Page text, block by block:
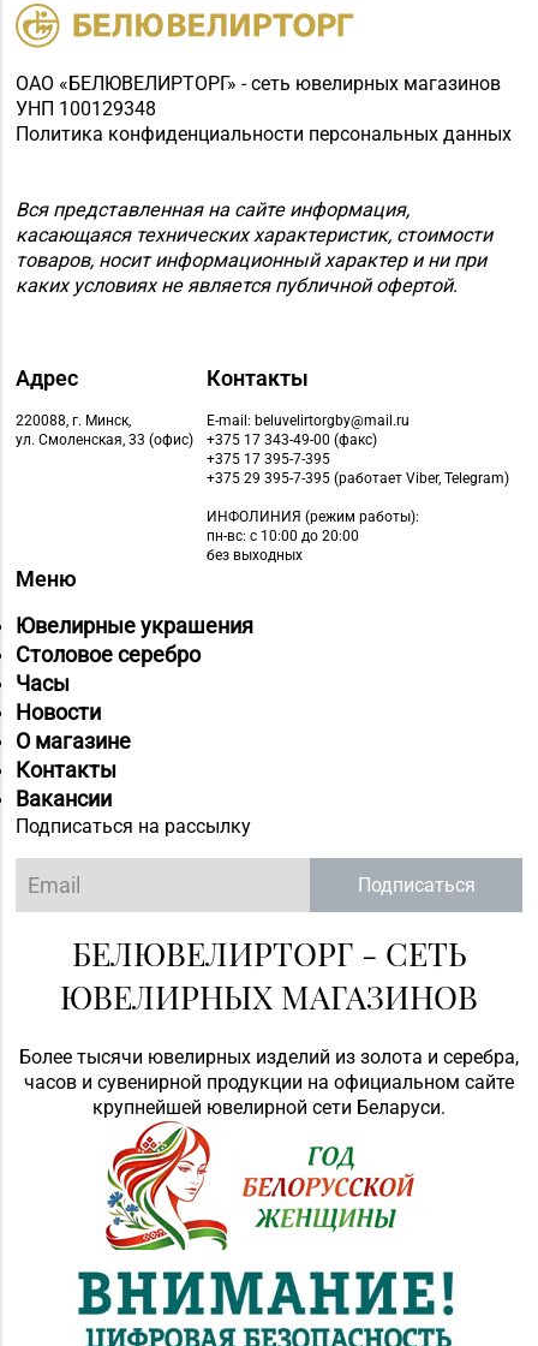
ОАО «БЕЛЮВЕЛИРТОРГ» - сеть ювелирных магазинов
УНП 100129348
Политика конфиденциальности персональных данных
Вся представленная на сайте информация,
касающаяся технических характеристик, стоимости
товаров, носит информационный характер и ни при
каких условиях не является публичной офертой.
Адрес
220088, г. Минск,
ул. Смоленская, 33 (офис)
Контакты
E-mail: beluvelirtorgby@mail.ru
+375 17 343-49-00 (факс)
+375 17 395-7-395
+375 29 395-7-395 (работает Viber, Telegram)
ИНФОЛИНИЯ (режим работы):
пн-вс: с 10:00 до 20:00
без выходных
Меню
Ювелирные украшения
Столовое серебро
Часы
Новости
О магазине
Контакты
Вакансии
Подписаться на рассылку
Подписаться
БЕЛЮВЕЛИРТОРГ - СЕТЬ
ЮВЕЛИРНЫХ МАГАЗИНОВ
Более тысячи ювелирных изделий из золота и серебра,
часов и сувенирной продукции на официальном сайте
крупнейшей ювелирной сети Беларуси.